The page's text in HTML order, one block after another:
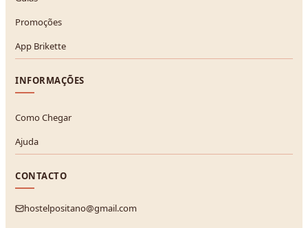
Promoções
App Brikette
INFORMAÇÕES
Como Chegar
Ajuda
CONTACTO
hostelpositano@gmail.com